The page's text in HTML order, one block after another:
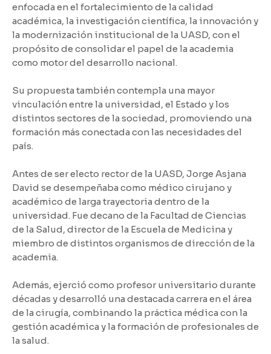
enfocada en el fortalecimiento de la calidad
académica, la investigación científica, la innovación y
la modernización institucional de la UASD, con el
propósito de consolidar el papel de la academia
como motor del desarrollo nacional.
Su propuesta también contempla una mayor
vinculación entre la universidad, el Estado y los
distintos sectores de la sociedad, promoviendo una
formación más conectada con las necesidades del
país.
Antes de ser electo rector de la UASD, Jorge Asjana
David se desempeñaba como médico cirujano y
académico de larga trayectoria dentro de la
universidad. Fue decano de la Facultad de Ciencias
de la Salud, director de la Escuela de Medicina y
miembro de distintos organismos de dirección de la
academia.
Además, ejerció como profesor universitario durante
décadas y desarrolló una destacada carrera en el área
de la cirugía, combinando la práctica médica con la
gestión académica y la formación de profesionales de
la salud.